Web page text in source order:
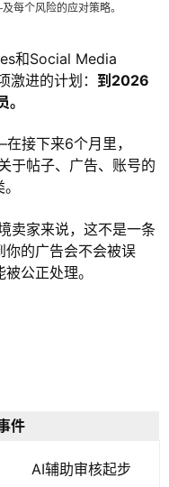
每个风险的应对策略。
和Social Media
进的计划： 到2026
接下来6个月里，
于帖子、广告、账号的
卖家来说，这不是一条
你的广告会不会被误
公正处理。
件
AI辅助审核起步